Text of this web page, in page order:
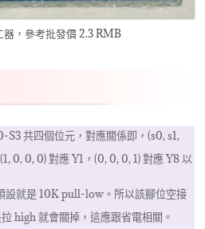
器，參考批發價 2.3 RMB
S3 共四個位元，對應關係即，(s0, s1,
0, 0, 0) 對應 Y1，(0, 0, 0, 1) 對應 Y8 以
設就是 10K pull-low。所以該腳位空接
high 就會關掉，這應跟省電相關。